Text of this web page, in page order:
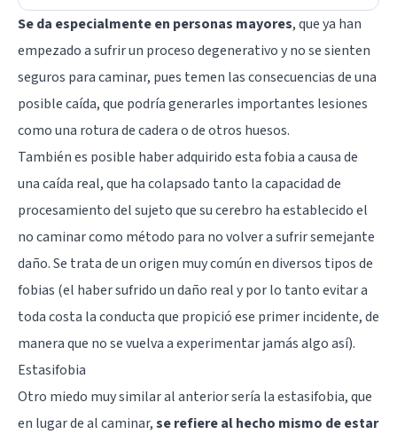
Se da especialmente en personas mayores, que ya han
empezado a sufrir un proceso degenerativo y no se sienten
seguros para caminar, pues temen las consecuencias de una
posible caída, que podría generarles importantes lesiones
como una rotura de cadera o de otros huesos.
También es posible haber adquirido esta fobia a causa de
una caída real, que ha colapsado tanto la capacidad de
procesamiento del sujeto que su cerebro ha establecido el
no caminar como método para no volver a sufrir semejante
daño. Se trata de un origen muy común en diversos tipos de
fobias (el haber sufrido un daño real y por lo tanto evitar a
toda costa la conducta que propició ese primer incidente, de
manera que no se vuelva a experimentar jamás algo así).
Estasifobia
Otro miedo muy similar al anterior sería la estasifobia, que
en lugar de al caminar,se refiere al hecho mismo de estar